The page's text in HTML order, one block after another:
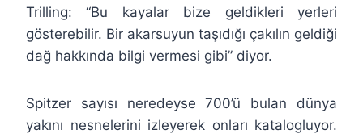
Trilling: “Bu kayalar bize geldikleri yerleri
gösterebilir. Bir akarsuyun taşıdığı çakılın geldiği
dağ hakkında bilgi vermesi gibi” diyor.
Spitzer sayısı neredeyse 700’ü bulan dünya
yakını nesnelerini izleyerek onları katalogluyor.